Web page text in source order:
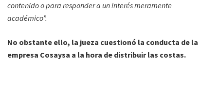
contenido o para responder a un interés meramente
académico”.
No obstante ello, la jueza cuestionó la conducta de la
empresa Cosaysa a la hora de distribuir las costas.